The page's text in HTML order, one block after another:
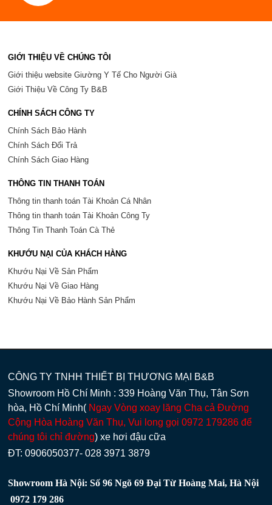
GIỚI THIỆU VỀ CHÚNG TÔI
Giới thiệu website Giường Y Tế Cho Người Già
Giới Thiệu Về Công Ty B&B
CHÍNH SÁCH CÔNG TY
Chính Sách Bảo Hành
Chính Sách Đổi Trả
Chính Sách Giao Hàng
THÔNG TIN THANH TOÁN
Thông tin thanh toán Tài Khoản Cá Nhân
Thông tin thanh toán Tài Khoản Công Ty
Thông Tin Thanh Toán Cà Thẻ
KHƯỚU NẠI CỦA KHÁCH HÀNG
Khướu Nại Về Sản Phẩm
Khướu Nại Về Giao Hàng
Khướu Nại Về Bảo Hành Sản Phẩm
CÔNG TY TNHH THIẾT BỊ THƯƠNG MẠI B&B
Showroom Hồ Chí Minh : 339 Hoàng Văn Thụ, Tân Sơn
hòa, Hồ Chí Minh( Ngay Vòng xoay lăng Cha cả Đường
Cộng Hòa Hoàng Văn Thụ, Vui long gọi 0972 179286 để
chúng tôi chỉ đường) xe hơi đậu cữa
ĐT: 0906050377- 028 3971 3879
Showroom Hà Nội: Số 96 Ngõ 69 Đại Từ Hoàng Mai, Hà Nội
0972 179 286